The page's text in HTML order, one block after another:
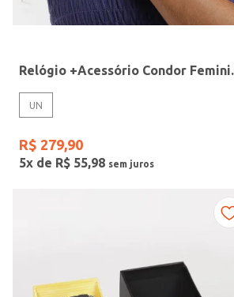
Modelo de Pulseira
UN
R$ 279,90
5x de R$ 55,98